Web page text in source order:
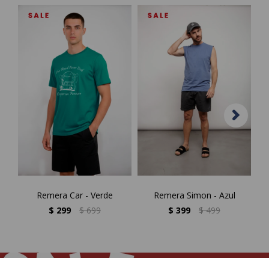
Remera Car - Verde
$ 299 $ 699
Remera Simon - Azul
$ 399 $ 499